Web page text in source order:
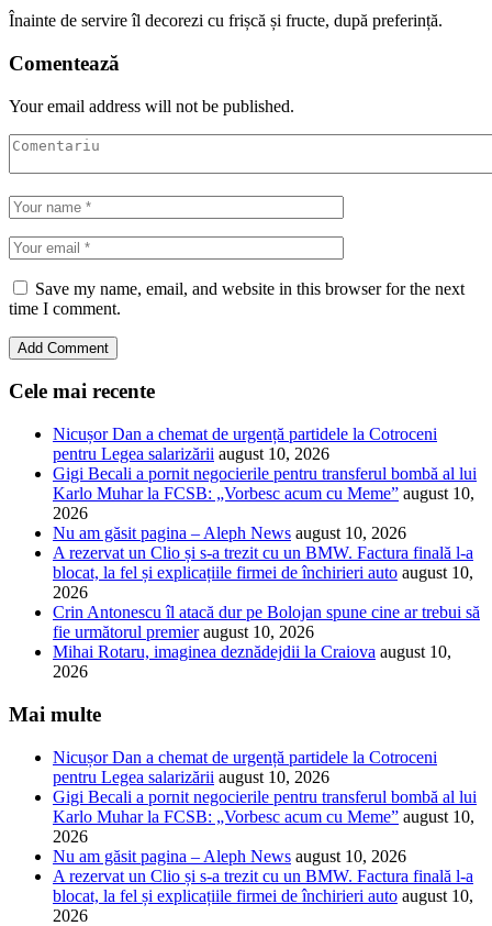
Înainte de servire îl decorezi cu frișcă și fructe, după preferință.
Comentează
Your email address will not be published.
Save my name, email, and website in this browser for the next
time I comment.
Cele mai recente
Nicușor Dan a chemat de urgență partidele la Cotroceni
pentru Legea salarizării august 10, 2026
Gigi Becali a pornit negocierile pentru transferul bombă al lui
Karlo Muhar la FCSB: „Vorbesc acum cu Meme” august 10,
2026
Nu am găsit pagina – Aleph News august 10, 2026
A rezervat un Clio și s-a trezit cu un BMW. Factura finală l-a
blocat, la fel și explicațiile firmei de închirieri auto august 10,
2026
Crin Antonescu îl atacă dur pe Bolojan spune cine ar trebui să
fie următorul premier august 10, 2026
Mihai Rotaru, imaginea deznădejdii la Craiova august 10,
2026
Mai multe
Nicușor Dan a chemat de urgență partidele la Cotroceni
pentru Legea salarizării august 10, 2026
Gigi Becali a pornit negocierile pentru transferul bombă al lui
Karlo Muhar la FCSB: „Vorbesc acum cu Meme” august 10,
2026
Nu am găsit pagina – Aleph News august 10, 2026
A rezervat un Clio și s-a trezit cu un BMW. Factura finală l-a
blocat, la fel și explicațiile firmei de închirieri auto august 10,
2026